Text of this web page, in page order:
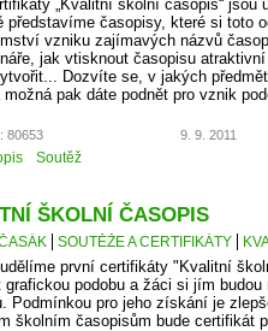
„Kvalitní školní časopis“ jsou
představíme časopisy, které si toto
vzniku zajímavých názvů
jak vtisknout časopisu
Dozvíte se, v jakých
pak dáte podnět pro vznik
80653 9. 9. 2011
Soutěž
ŠKOLNÍ ČASOPIS
SOUTĚŽE A CERTIFIKÁTY
první certifikáty "Kvalitní
grafickou podobu a žáci si jím
Podmínkou pro jeho získání je
školním časopisům bude certifikát